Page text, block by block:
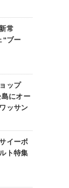
常
“ブー
ップ
島にオー
ッサン
イーボ
ト特集